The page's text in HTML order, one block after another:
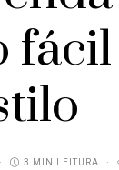
3 MIN LEITURA